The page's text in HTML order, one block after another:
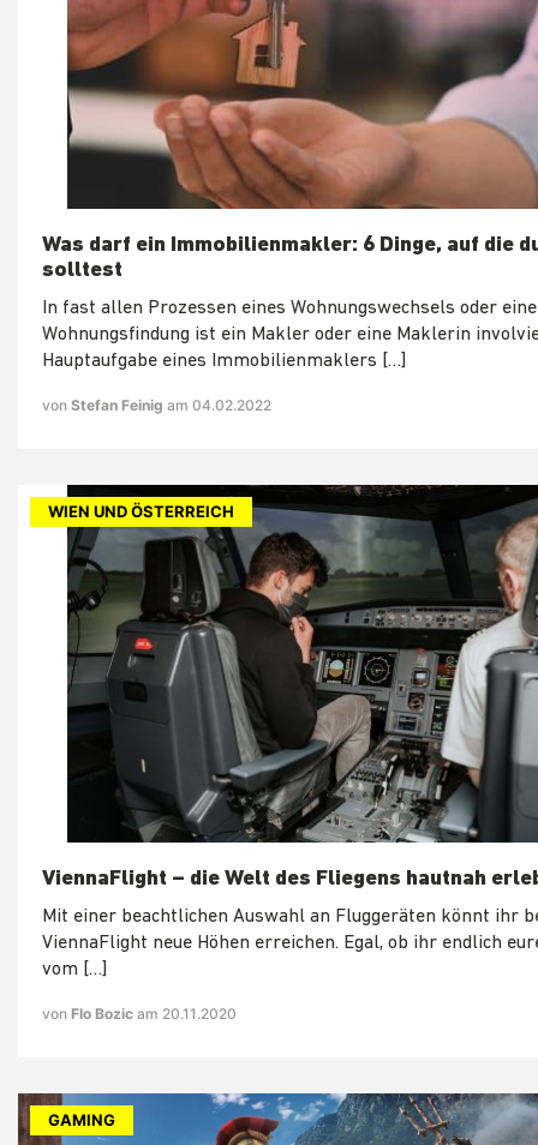
Was darf ein Immobilienmakler: 6 Dinge, auf die
solltest
In fast allen Prozessen eines Wohnungswechsels oder
Wohnungsfindung ist ein Makler oder eine Maklerin
Hauptaufgabe eines Immobilienmaklers […]
von Stefan Feinig am 04.02.2022
WIEN UND ÖSTERREICH
ViennaFlight – die Welt des Fliegens hautnah
Mit einer beachtlichen Auswahl an Fluggeräten könnt ihr
ViennaFlight neue Höhen erreichen. Egal, ob ihr endlich
vom […]
von Flo Bozic am 20.11.2020
GAMING